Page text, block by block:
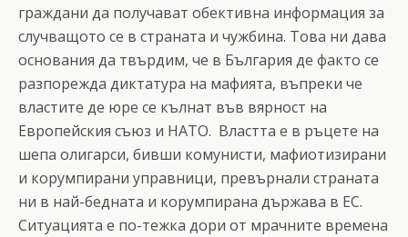
граждани да получават обективна информация за
случващото се в страната и чужбина. Това ни дава
основания да твърдим, че в България де факто се
разпорежда диктатура на мафията, въпреки че
властите де юре се кълнат във вярност на
Европейския съюз и НАТО. Властта е в ръцете на
шепа олигарси, бивши комунисти, мафиотизирани
и корумпирани управници, превърнали страната
ни в най-бедната и корумпирана държава в ЕС.
Ситуацията е по-тежка дори от мрачните времена